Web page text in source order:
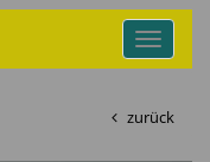
Toggle
zurück